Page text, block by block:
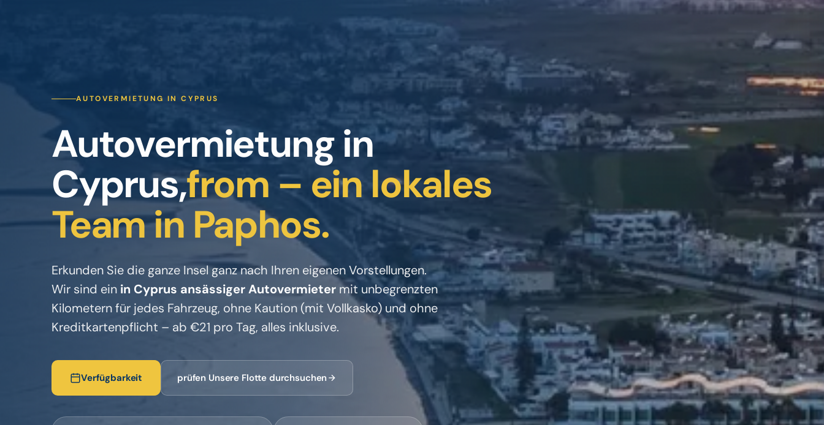
AUTOVERMIETUNG IN CYPRUS
Autovermietung in
Cyprus,from – ein lokales
Team in Paphos.
Erkunden Sie die ganze Insel ganz nach Ihren eigenen Vorstellungen.
Wir sind ein in Cyprus ansässiger Autovermieter mit unbegrenzten
Kilometern für jedes Fahrzeug, ohne Kaution (mit Vollkasko) und ohne
Kreditkartenpflicht – ab €21 pro Tag, alles inklusive.
Verfügbarkeit prüfen Unsere Flotte durchsuchen